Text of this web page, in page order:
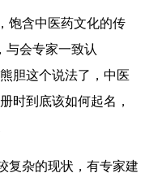
饱含中医药文化的传
与会专家一致认
胆这个说法了，中医
时到底该如何起名，
复杂的现状，有专家建